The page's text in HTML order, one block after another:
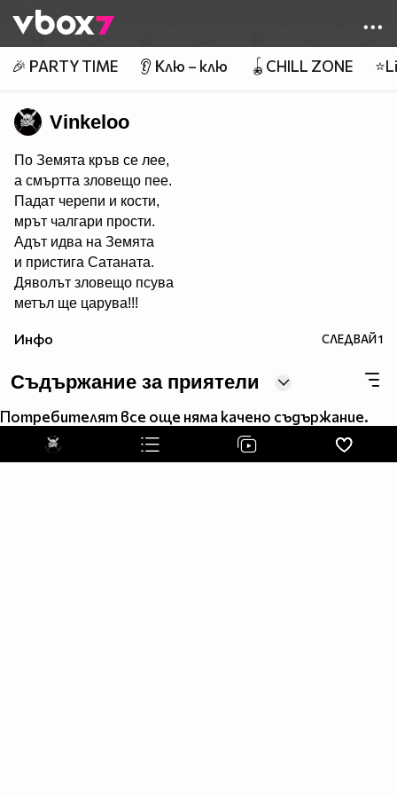
👾
🎉 PARTY TIME 👂 Клю – клю 🪀CHILL ZONE
Vinkeloo
По Земята кръв се лее,
а смъртта зловещо пее.
Падат черепи и кости,
мрът чалгари прости.
Адът идва на Земята
и пристига Сатаната.
Дяволът зловещо псува
метъл ще царува!!!
Инфо СЛЕДВАЙ1
Съдържание за приятели
Потребителят все още няма качено съдържание.